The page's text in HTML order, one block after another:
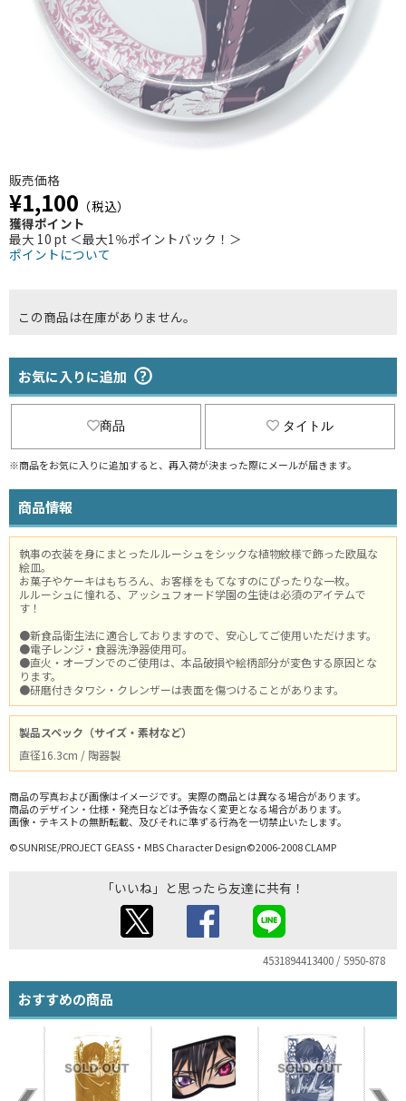
販売価格
¥1,100 （税込）
獲得ポイント
最大 10 pt ＜最大1％ポイントバック！＞
ポイントについて
この商品は在庫がありません。
お気に入りに追加
商品 タイトル
※商品をお気に入りに追加すると、再入荷が決まった際にメールが届きます。
商品情報
執事の衣装を身にまとったルルーシュをシックな植物紋様で飾った欧風な
絵皿。
お菓子やケーキはもちろん、お客様をもてなすのにぴったりな一枚。
ルルーシュに憧れる、アッシュフォード学園の生徒は必須のアイテムで
す！
●新食品衛生法に適合しておりますので、安心してご使用いただけます。
●電子レンジ・食器洗浄器使用可。
●直火・オーブンでのご使用は、本品破損や絵柄部分が変色する原因とな
ります。
●研磨付きタワシ・クレンザーは表面を傷つけることがあります。
製品スペック（サイズ・素材など）
直径16.3cm / 陶器製
商品の写真および画像はイメージです。実際の商品とは異なる場合があります。
商品のデザイン・仕様・発売日などは予告なく変更となる場合があります。
画像・テキストの無断転載、及びそれに準ずる行為を一切禁止いたします。
©SUNRISE/PROJECT GEASS・MBS Character Design©2006-2008 CLAMP
「いいね」と思ったら友達に共有！
4531894413400 / 5950-878
おすすめの商品